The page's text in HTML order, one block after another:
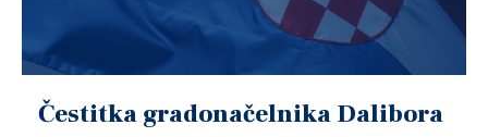
Čestitka gradonačelnika Dalibora